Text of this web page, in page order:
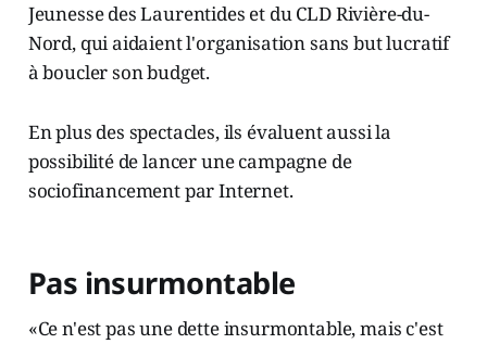
Jeunesse des Laurentides et du CLD Rivière-du-
Nord, qui aidaient l'organisation sans but lucratif
à boucler son budget.
En plus des spectacles, ils évaluent aussi la
possibilité de lancer une campagne de
sociofinancement par Internet.
Pas insurmontable
«Ce n'est pas une dette insurmontable, mais c'est